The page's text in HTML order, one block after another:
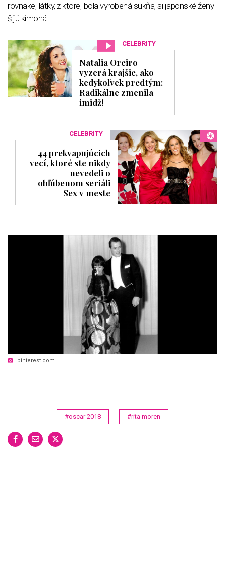
rovnakej látky, z ktorej bola vyrobená sukňa, si japonské ženy
šijú kimoná.
CELEBRITY
Natalia Oreiro
vyzerá krajšie, ako
kedykoľvek predtým:
Radikálne zmenila
imidž!
CELEBRITY
44 prekvapujúcich
vecí, ktoré ste nikdy
nevedeli o
obľúbenom seriáli
Sex v meste
pinterest.com
#oscar 2018 #rita moren